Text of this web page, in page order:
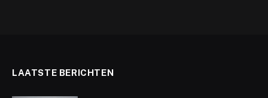
LAATSTE BERICHTEN